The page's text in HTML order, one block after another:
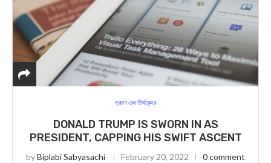
ভ্রমণ এবং তীর্থকেন্দ্র
DONALD TRUMP IS SWORN IN AS
PRESIDENT, CAPPING HIS SWIFT ASCENT
byBiplabi Sabyasachi February 20, 2022 0 comment